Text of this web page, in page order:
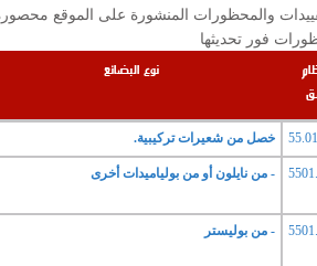
فور تحديثها
نوع البضائع
55.01 خصل من شعيرات تركيبية.
- من نايلون أو من بولياميدات أخرى
- من بوليستر